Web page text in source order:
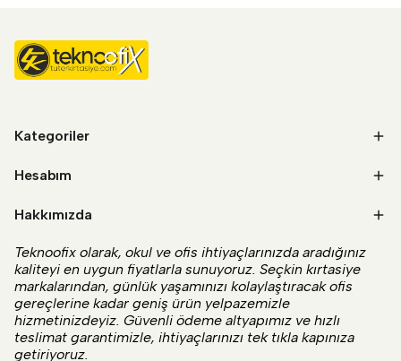
Kategoriler
Hesabım
Hakkımızda
Teknoofix olarak, okul ve ofis ihtiyaçlarınızda aradığınız
kaliteyi en uygun fiyatlarla sunuyoruz. Seçkin kırtasiye
markalarından, günlük yaşamınızı kolaylaştıracak ofis
gereçlerine kadar geniş ürün yelpazemizle
hizmetinizdeyiz. Güvenli ödeme altyapımız ve hızlı
teslimat garantimizle, ihtiyaçlarınızı tek tıkla kapınıza
getiriyoruz.